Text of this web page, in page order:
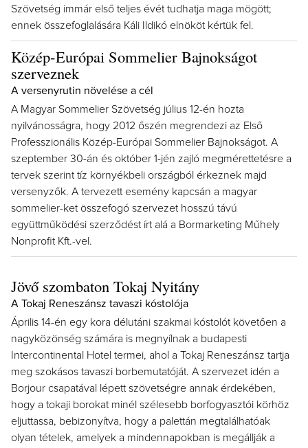
Szövetség immár első teljes évét tudhatja maga mögött;
ennek összefoglalására Káli Ildikó elnököt kértük fel.
Közép-Európai Sommelier Bajnokságot
szerveznek
A versenyrutin növelése a cél
A Magyar Sommelier Szövetség július 12-én hozta
nyilvánosságra, hogy 2012 őszén megrendezi az Első
Professzionális Közép-Európai Sommelier Bajnokságot. A
szeptember 30-án és október 1-jén zajló megmérettetésre a
tervek szerint tíz környékbeli országból érkeznek majd
versenyzők. A tervezett esemény kapcsán a magyar
sommelier-ket összefogó szervezet hosszú távú
együttműködési szerződést írt alá a Bormarketing Műhely
Nonprofit Kft.-vel.
Jövő szombaton Tokaj Nyitány
A Tokaj Reneszánsz tavaszi kóstolója
Április 14-én egy kora délutáni szakmai kóstolót követően a
nagyközönség számára is megnyílnak a budapesti
Intercontinental Hotel termei, ahol a Tokaj Reneszánsz tartja
meg szokásos tavaszi borbemutatóját. A szervezet idén a
Borjour csapatával lépett szövetségre annak érdekében,
hogy a tokaji borokat minél szélesebb borfogyasztói körhöz
eljuttassa, bebizonyítva, hogy a palettán megtalálhatóak
olyan tételek, amelyek a mindennapokban is megállják a